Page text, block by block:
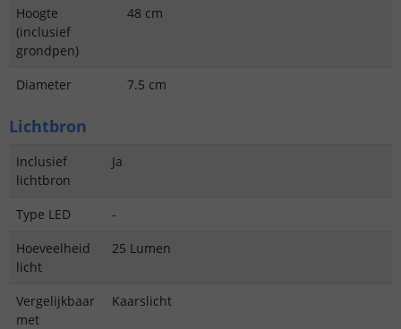
Hoogte
(inclusief
grondpen)
48 cm
Diameter 7.5 cm
Lichtbron
Inclusief
lichtbron
Ja
Type LED
-
Hoeveelheid
licht
25 Lumen
Vergelijkbaar
met
Kaarslicht